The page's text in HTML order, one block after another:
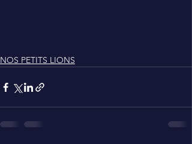
NOS PETITS LIONS